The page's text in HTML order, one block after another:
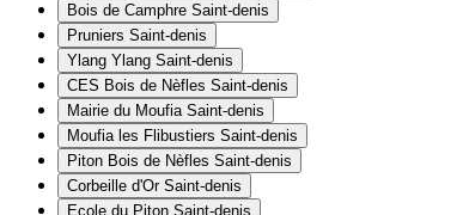
Bois de Camphre Saint-denis
Pruniers Saint-denis
Ylang Ylang Saint-denis
CES Bois de Nèfles Saint-denis
Mairie du Moufia Saint-denis
Moufia les Flibustiers Saint-denis
Piton Bois de Nèfles Saint-denis
Corbeille d'Or Saint-denis
Ecole du Piton Saint-denis